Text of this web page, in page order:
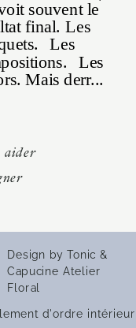
aider
Design by Tonic &
Capucine Atelier
Floral
d'ordre intérieur